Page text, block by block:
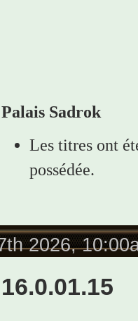
Palais Sadrok
Les titres ont
possédée.
2026,
16.0.01.15